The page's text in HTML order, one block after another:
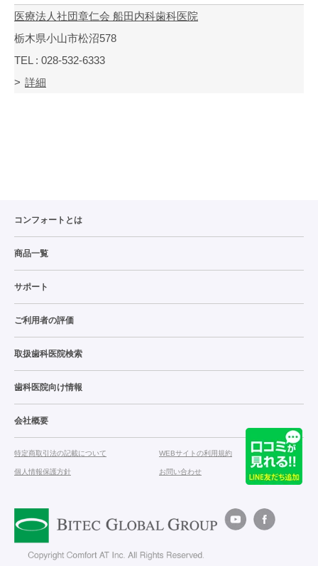
医療法人社団章仁会 船田内科歯科医院
栃木県小山市松沼578
TEL : 028-532-6333
詳細
コンフォートとは
商品一覧
サポート
ご利用者の評価
取扱歯科医院検索
歯科医院向け情報
会社概要
特定商取引法の記載について WEBサイトの利用規約
個人情報保護方針 お問い合わせ